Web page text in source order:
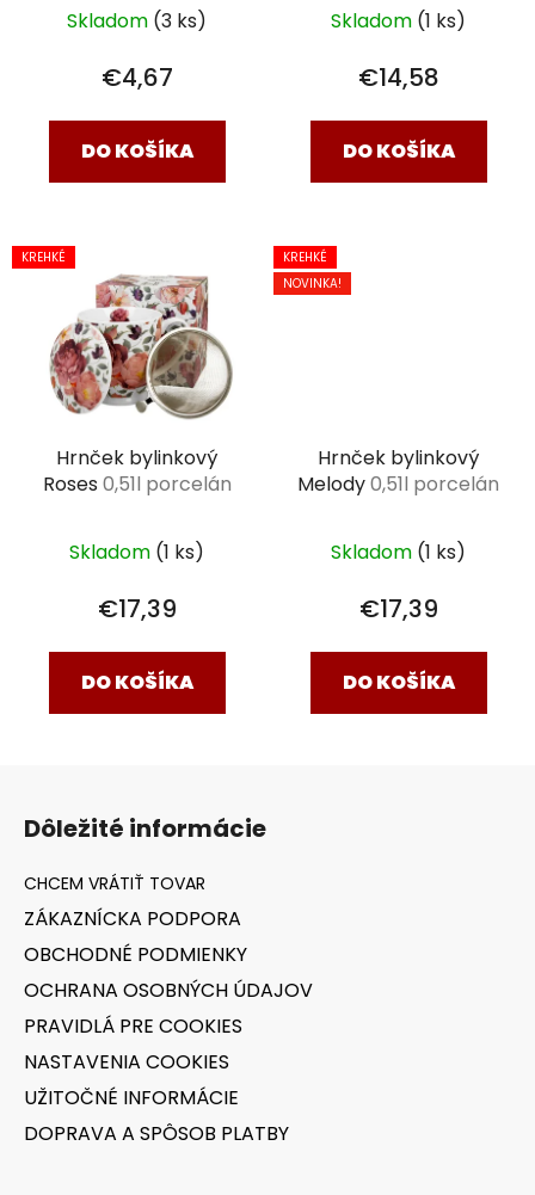
Skladom (3 ks)
€4,67
DO KOŠÍKA
Skladom (1 ks)
€14,58
DO KOŠÍKA
KREHKÉ
Hrnček bylinkový
Roses 0,51l porcelán
Skladom (1 ks)
€17,39
DO KOŠÍKA
KREHKÉ
NOVINKA!
Hrnček bylinkový
Melody0,51l porcelán
Skladom (1 ks)
€17,39
DO KOŠÍKA
Dôležité informácie
ZÁKAZNÍCKA PODPORA
OBCHODNÉ PODMIENKY
OCHRANA OSOBNÝCH ÚDAJOV
PRAVIDLÁ PRE COOKIES
NASTAVENIA COOKIES
UŽITOČNÉ INFORMÁCIE
DOPRAVA A SPÔSOB PLATBY